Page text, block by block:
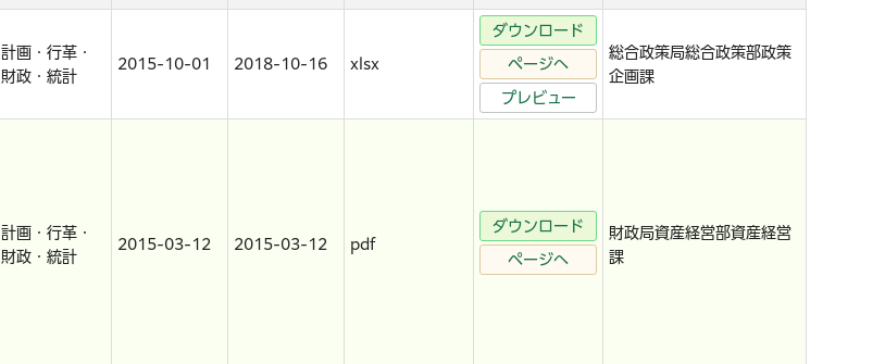
計画・行革・
財政・統計
2015-10-01 2018-10-16 xlsx
ダウンロード
ページへ
プレビュー
総合政策局総合政策部政策
企画課
計画・行革・
財政・統計
2015-03-12 2015-03-12 pdf
ダウンロード
ページへ
財政局資産経営部資産経営
課